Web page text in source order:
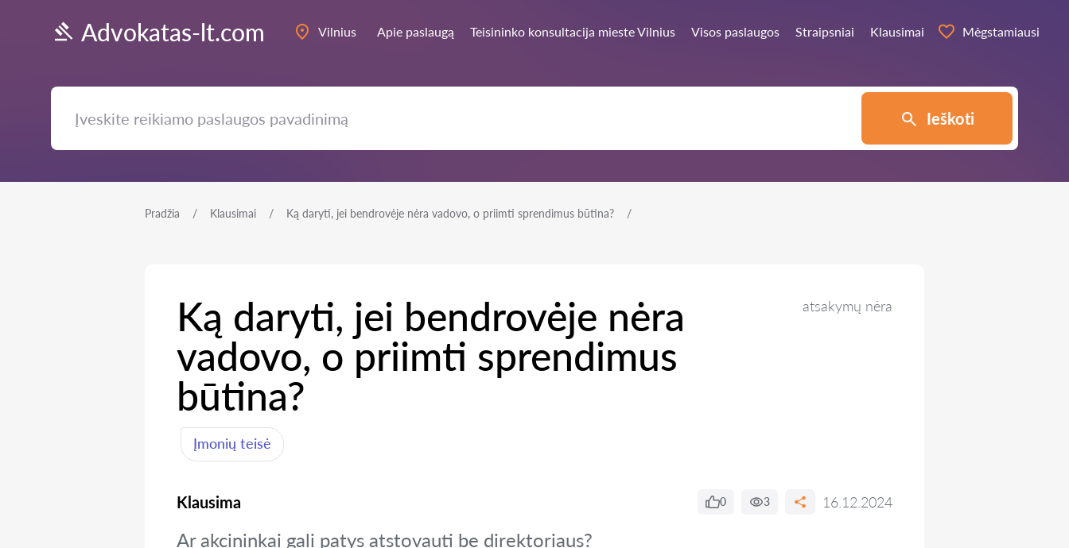
Advokatas-lt.com Vilnius Apie paslaugą Teisininko konsultacija mieste Vilnius Visos paslaugos Straipsniai Klausimai Mėgstamiausi
Ieškoti
Pradžia Klausimai Ką daryti, jei bendrovėje nėra vadovo, o priimti sprendimus būtina?
Ką daryti, jei bendrovėje nėra
vadovo, o priimti sprendimus
būtina?
atsakymų nėra
Įmonių teisė
Klausima 0 3 16.12.2024
Ar akcininkai gali patys atstovauti be direktoriaus?